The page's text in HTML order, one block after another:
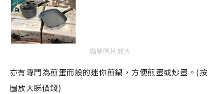
點擊圖片放大
亦有專門為煎蛋而設的迷你煎鍋，方便煎蛋或炒蛋。 (按
圖放大睇價錢)